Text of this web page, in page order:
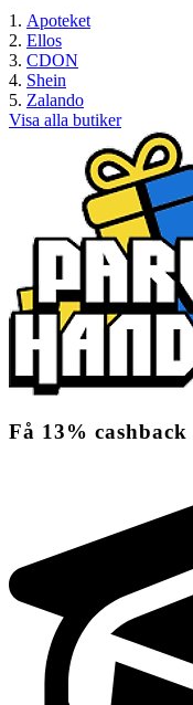
Apoteket
Ellos
CDON
Shein
Zalando
Visa alla butiker
Få 13% cashback